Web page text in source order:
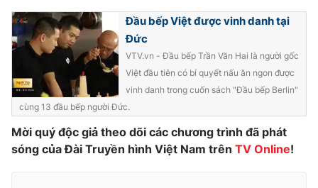
Giải sao mai
Làm đẹp
Chất lượng cuộc sống
Tuyển sinh
Học trực tuyến
Công nghệ
Hitech Công nghệ tương lai
Sản phẩm
Thị trường
Tư vấn
Giao lưu trực tuyến
Lịch phát sóng
Đầu bếp Việt được vinh danh tại
Đức
VTV.vn - Đầu bếp Trần Văn Hai là người gốc
Việt đầu tiên có bí quyết nấu ăn ngon được
vinh danh trong cuốn sách "Đầu bếp Berlin"
cùng 13 đầu bếp người Đức.
Mời quý độc giả theo dõi các chương trình đã phát
sóng của Đài Truyền hình Việt Nam trên TV Online!